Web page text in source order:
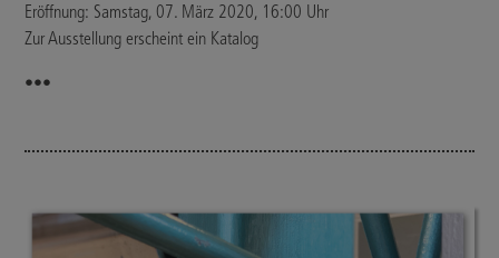
Eröffnung: Samstag, 07. März 2020, 16:00 Uhr
Zur Ausstellung erscheint ein Katalog
•••